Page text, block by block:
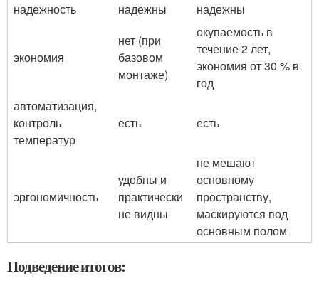
надежность
надежны надежны
экономия
нет (при
базовом
монтаже)
окупаемость в
течение 2 лет,
экономия от 30 % в
год
автоматизация,
контроль
температур
есть есть
эргономичность
удобны и
практически
не видны
не мешают
основному
пространству,
маскируются под
основным полом
Подведение итогов: